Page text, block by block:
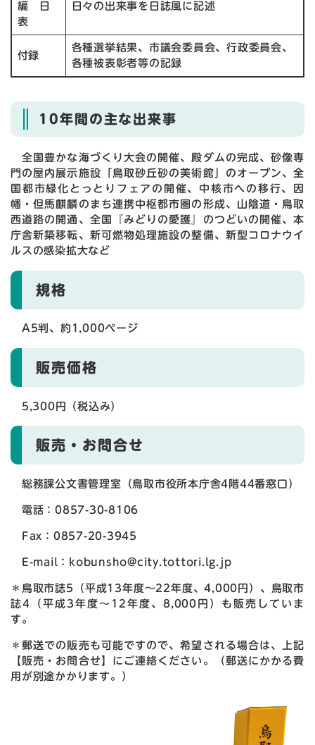
編 日
表
日々の出来事を日誌風に記述
付録
各種選挙結果、市議会委員会、行政委員会、
各種被表彰者等の記録
10年間の主な出来事
全国豊かな海づくり大会の開催、殿ダムの完成、砂像専
門の屋内展示施設「鳥取砂丘砂の美術館」のオープン、全
国都市緑化とっとりフェアの開催、中核市への移行、因
幡・但馬麒麟のまち連携中枢都市圏の形成、山陰道・鳥取
西道路の開通、全国『みどりの愛護』のつどいの開催、本
庁舎新築移転、新可燃物処理施設の整備、新型コロナウイ
ルスの感染拡大など
規格
A5判、約1,000ページ
販売価格
5,300円（税込み）
販売・お問合せ
総務課公文書管理室（鳥取市役所本庁舎4階44番窓口）
電話：0857-30-8106
Fax：0857-20-3945
E-mail：kobunsho@city.tottori.lg.jp
＊鳥取市誌5（平成13年度～22年度、4,000円）、鳥取市
誌4（平成3年度～12年度、8,000円）も販売していま
す。
＊郵送での販売も可能ですので、希望される場合は、上記
【販売・お問合せ】にご連絡ください。（郵送にかかる費
用が別途かかります。）